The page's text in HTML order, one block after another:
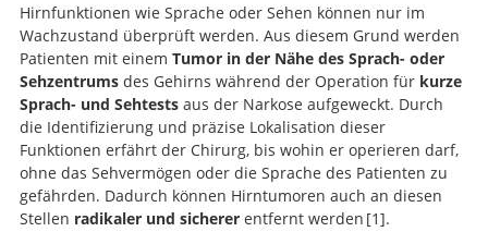
Hirnfunktionen wie Sprache oder Sehen können nur im
Wachzustand überprüft werden. Aus diesem Grund werden
Patienten mit einem Tumor in der Nähe des Sprach- oder
Sehzentrums des Gehirns während der Operation fürkurze
Sprach- und Sehtestsaus der Narkose aufgeweckt. Durch
die Identifizierung und präzise Lokalisation dieser
Funktionen erfährt der Chirurg, bis wohin er operieren darf,
ohne das Sehvermögen oder die Sprache des Patienten zu
gefährden. Dadurch können Hirntumoren auch an diesen
Stellen radikaler und sicherer entfernt werden 1 .